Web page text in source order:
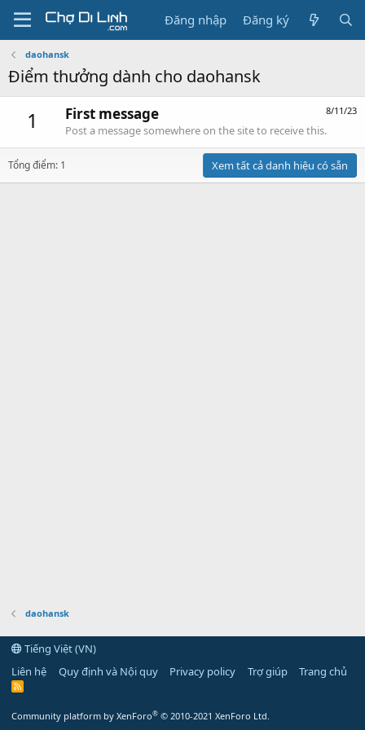
Đăng nhập Đăng ký
daohansk
Điểm thưởng dành cho daohansk
1 8/11/23
First message
Post a message somewhere on the site to receive this.
Tổng điểm: 1 Xem tất cả danh hiệu có sẵn
daohansk
Tiếng Việt (VN)
Liên hệ
Quy định và Nội quy Privacy policy Trợ giúp Trang chủ
R
Community platform by XenForo® © 2010-2021 XenForo Ltd.